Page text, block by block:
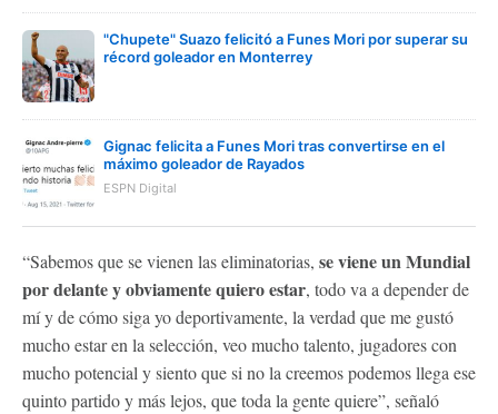
"Chupete" Suazo felicitó a Funes Mori por superar su
récord goleador en Monterrey
Gignac felicita a Funes Mori tras convertirse en el
máximo goleador de Rayados
ESPN Digital
“Sabemos que se vienen las eliminatorias, se viene un Mundial
por delante y obviamente quiero estar, todo va a depender de
mí y de cómo siga yo deportivamente, la verdad que me gustó
mucho estar en la selección, veo mucho talento, jugadores con
mucho potencial y siento que si no la creemos podemos llega ese
quinto partido y más lejos, que toda la gente quiere”, señaló